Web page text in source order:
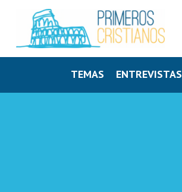
TEMAS ENTREVISTAS